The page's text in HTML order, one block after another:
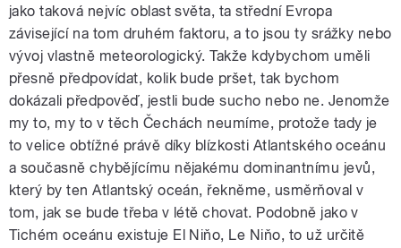
jako taková nejvíc oblast světa, ta střední Evropa
závisející na tom druhém faktoru, a to jsou ty srážky nebo
vývoj vlastně meteorologický. Takže kdybychom uměli
přesně předpovídat, kolik bude pršet, tak bychom
dokázali předpověď, jestli bude sucho nebo ne. Jenomže
my to, my to v těch Čechách neumíme, protože tady je
to velice obtížné právě díky blízkosti Atlantského oceánu
a současně chybějícímu nějakému dominantnímu jevů,
který by ten Atlantský oceán, řekněme, usměrňoval v
tom, jak se bude třeba v létě chovat. Podobně jako v
Tichém oceánu existuje El Niňo, Le Niňo, to už určitě